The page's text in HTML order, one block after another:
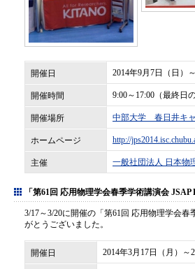
開催日 2014年9月7日（日）
開催時間 9:00～17:00（最終日
開催場所 中部大学 春日井キ
ホームページ http://
主催 一般社団法人 日本物
「第61回 応用物理学会春季学術講演会 JSAP
3/17～3/20に開催の「第61回 応用物理学会春
がとうございました。
開催日 2014年3月17日（月）～